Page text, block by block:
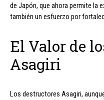
de Japón, que ahora permite la
también un esfuerzo por
El Valor de
Asagiri
Los destructores Asagiri,